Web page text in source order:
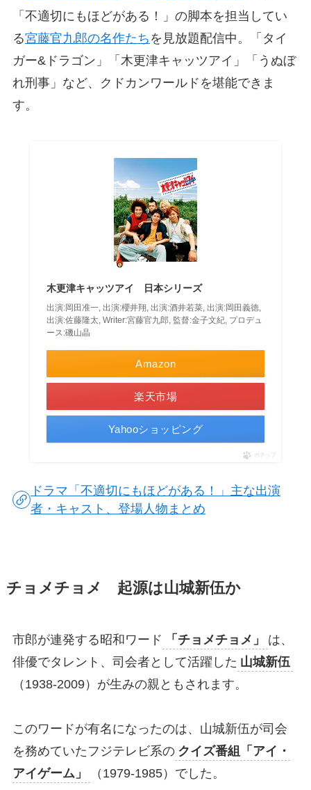
「不適切にもほどがある！」の脚本を担当してい
る宮藤官九郎の名作たち を見放題配信中。「タイ
ガー&ドラゴン」「木更津キャッツアイ」「うぬぼ
れ刑事」など、クドカンワールドを堪能できま
す。
木更津キャッツアイ 日本シリーズ
出演:岡田准一, 出演:櫻井翔, 出演:酒井若菜, 出演:岡田義徳,
出演:佐藤隆太, Writer:宮藤官九郎, 監督:金子文紀, プロデュ
ース:磯山晶
Amazon
楽天市場
Yahooショッピング
ポチップ
ドラマ「不適切にもほどがある！」主な出演
者・キャスト、登場人物まとめ
チョメチョメ 起源は山城新伍か
市郎が連発する昭和ワード 「チョメチョメ」
は、
俳優でタレント、司会者として活躍した 山城新伍
（1938-2009）が生みの親ともされます。
このワードが有名になったのは、山城新伍が司会
を務めていたフジテレビ系の クイズ番組「アイ・
アイゲーム」
（1979-1985）でした。